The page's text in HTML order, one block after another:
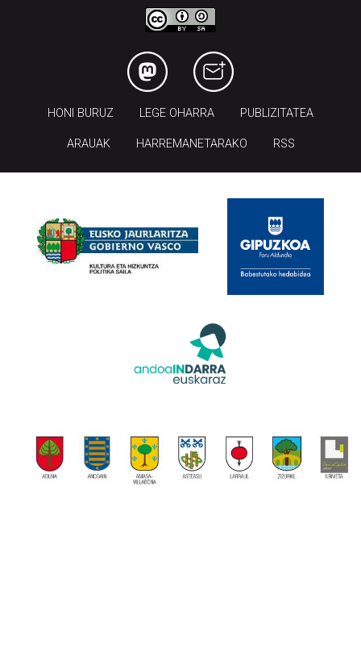
HONI BURUZ LEGE OHARRA PUBLIZITATEA
ARAUAK HARREMANETARAKO RSS